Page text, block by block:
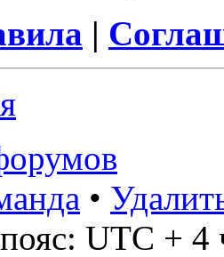
|
•
UTC + 4